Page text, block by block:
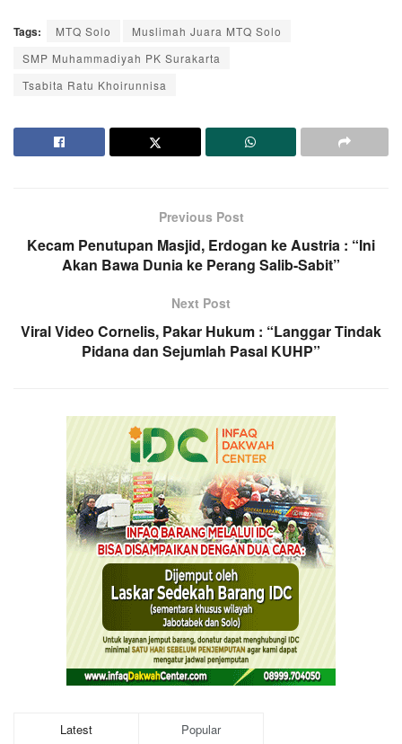
Tags: MTQ Solo
Muslimah Juara MTQ Solo
SMP Muhammadiyah PK Surakarta
Tsabita Ratu Khoirunnisa
Previous Post
Kecam Penutupan Masjid, Erdogan ke Austria : “Ini
Akan Bawa Dunia ke Perang Salib-Sabit”
Next Post
Viral Video Cornelis, Pakar Hukum : “Langgar Tindak
Pidana dan Sejumlah Pasal KUHP”
Latest Popular